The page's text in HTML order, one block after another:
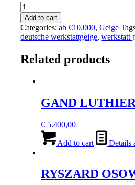
EMILIO
ROSSI
quantity
Add to cart
Categories:ab €10.000,Geige
deutsche werkstattgeige,werkstatt
Related products
GAND
€ 5.400,00
Add to cart Details
RYSZARD